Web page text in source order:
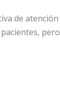
de atención
pero